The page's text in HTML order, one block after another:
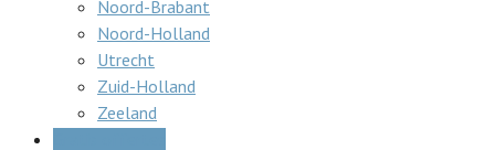
Noord-Brabant
Noord-Holland
Utrecht
Zuid-Holland
Zeeland